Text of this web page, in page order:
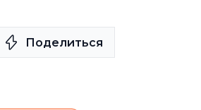
Поделиться